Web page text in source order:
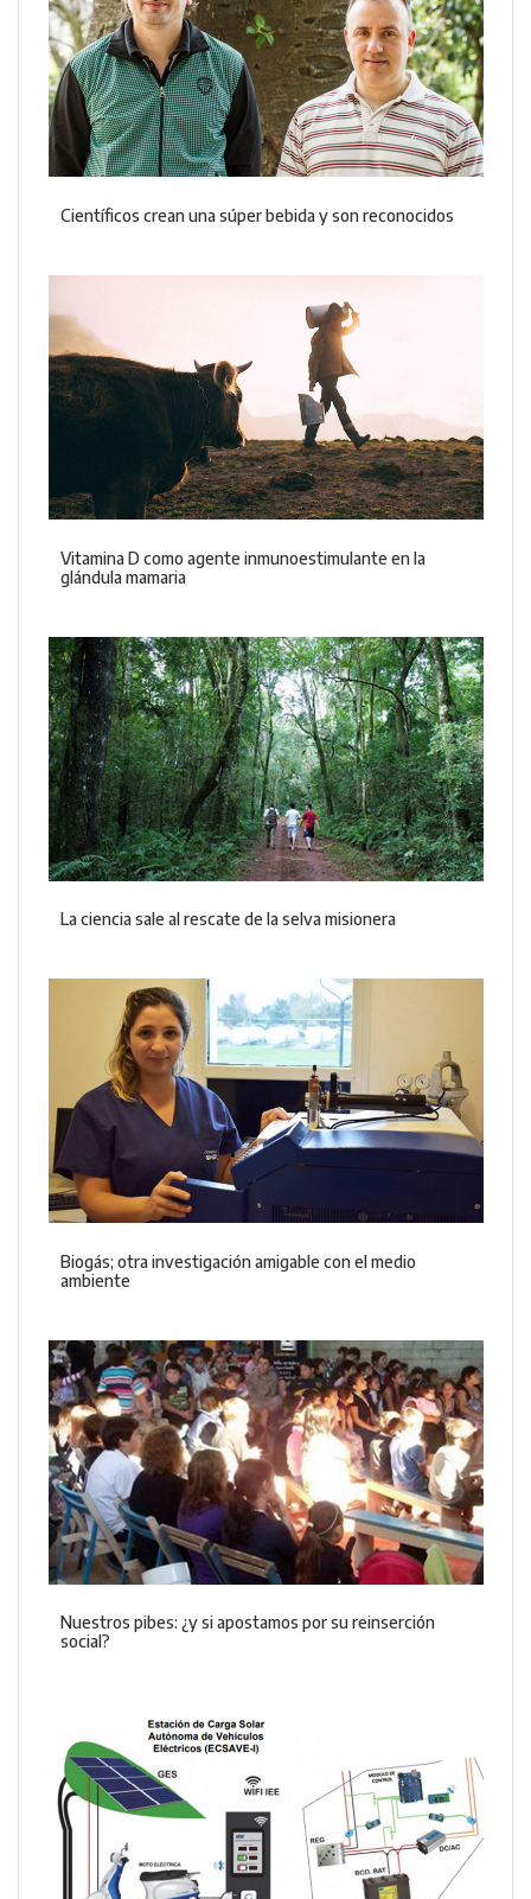
Científicos crean una súper bebida y son reconocidos
Vitamina D como agente inmunoestimulante en la
glándula mamaria
La ciencia sale al rescate de la selva misionera
Biogás; otra investigación amigable con el medio
ambiente
Nuestros pibes: ¿y si apostamos por su reinserción
social?